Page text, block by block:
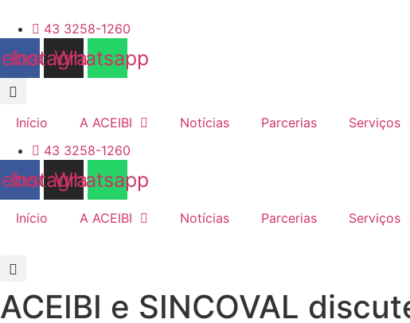
para
conteúdo
43 3258-1260
Instagram
Whatsapp
Início A ACEIBI Notícias Parcerias Serviços
43 3258-1260
Instagram
Whatsapp
Início A ACEIBI Notícias Parcerias Serviços
ACEIBI e SINCOVAL